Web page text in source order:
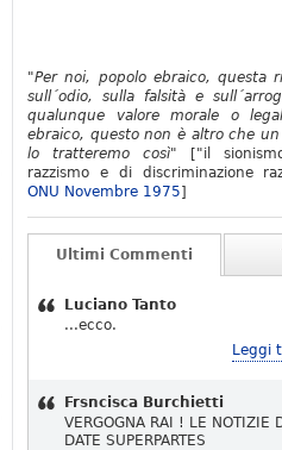
"Per noi, popolo ebraico, questa
sull´odio, sulla falsità e
qualunque valore morale o
ebraico, questo non è altro che
lo tratteremo così" ["il
razzismo e di discriminazione
ONU Novembre 1975]
Ultimi Commenti
Luciano Tanto
...ecco.
Leggi
Frsncisca Burchietti
VERGOGNA RAI ! LE NOTIZIE
DATE SUPERPARTES